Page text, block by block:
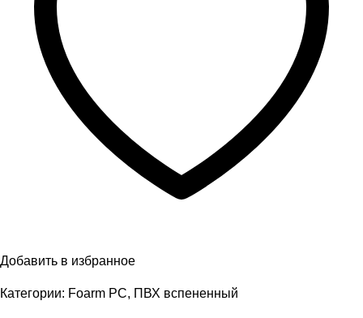
Добавить в избранное
Категории: Foarm PC, ПВХ вспененный